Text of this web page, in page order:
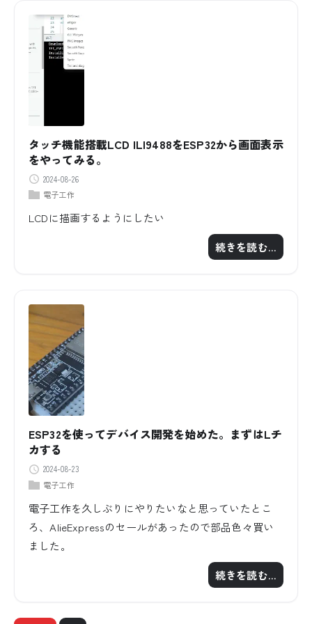
タッチ機能搭載LCD ILI9488をESP32から画面表示
をやってみる。
2024-08-26
電子工作
LCDに描画するようにしたい
続きを読む…
ESP32を使ってデバイス開発を始めた。まずはLチ
カする
2024-08-23
電子工作
電子工作を久しぶりにやりたいなと思っていたとこ
ろ、AlieExpressのセールがあったので部品色々買い
ました。
続きを読む…